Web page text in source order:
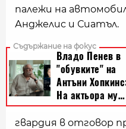
палежи на
Анджелис и Сиатъл.
гвардия в отговор